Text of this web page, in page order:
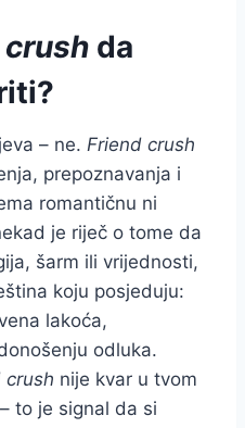
da
– ne. Friend crush
prepoznavanja i
romantičnu ni
je riječ o tome da
šarm ili vrijednosti,
koju posjeduju:
lakoća,
odluka.
crush nije kvar u tvom
to je signal da si